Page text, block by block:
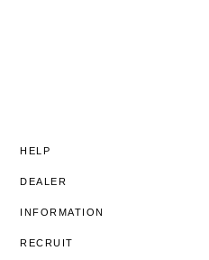
HELP
DEALER
INFORMATION
RECRUIT